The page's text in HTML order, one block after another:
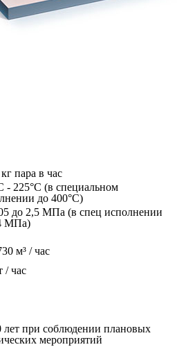
пара в час
- 225°C (в специальном
до 400°C)
до 2,5 МПа (в спец исполнении
МПа)
м³ / час
/ час
лет при соблюдении плановых
мероприятий